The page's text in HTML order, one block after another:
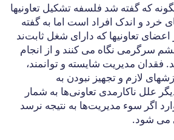
که گفته شد فلسفه تشکیل تعاونیها
خرد و اندک افراد است اما به گفته
تعاونیها که دارای شغل ثابت‌ند
سرگرمی نگاه می کنند و از انجام
فقدان مدیریت شایسته و توانمند،
لازم و تجهیز نبودن به
علل ناکارمدی تعاونی‌ها به شمار
اگر سوء مدیریت‌ها به نتیجه نرسد
می شود.